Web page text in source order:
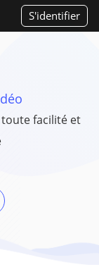
S'identifier
facilité et